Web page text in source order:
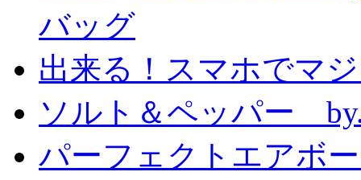
バッグ
出来る！スマホでマ
ソルト＆ペッパー
パーフェクトエアボ